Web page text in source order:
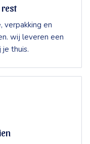
rest
verpakking en
wij leveren een
thuis.